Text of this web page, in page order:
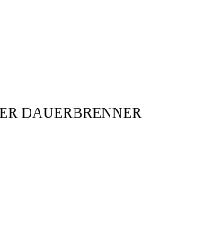
DAUERBRENNER